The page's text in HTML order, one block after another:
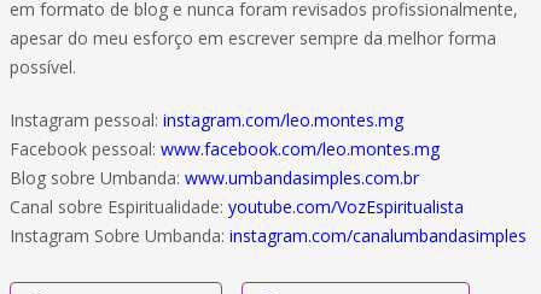
em formato de blog e nunca foram revisados profissionalmente,
apesar do meu esforço em escrever sempre da melhor forma
possível.
Instagram pessoal: instagram.com/leo.montes.mg
Facebook pessoal: www.facebook.com/leo.montes.mg
Blog sobre Umbanda: www.umbandasimples.com.br
Canal sobre Espiritualidade: youtube.com/VozEspiritualista
Instagram Sobre Umbanda: instagram.com/canalumbandasimples